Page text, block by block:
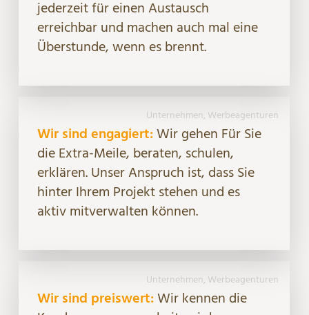
jederzeit für einen Austausch
erreichbar und machen auch mal eine
Überstunde, wenn es brennt.
Unternehmen, Werbeagenturen
Wir sind engagiert:Wir gehen Für Sie
die Extra-Meile, beraten, schulen,
erklären. Unser Anspruch ist, dass Sie
hinter Ihrem Projekt stehen und es
aktiv mitverwalten können.
Unternehmen, Werbeagenturen
Wir sind preiswert:Wir kennen die